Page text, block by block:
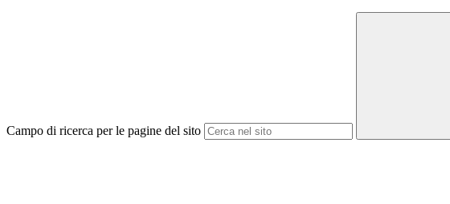
Campo di ricerca per le pagine del sito